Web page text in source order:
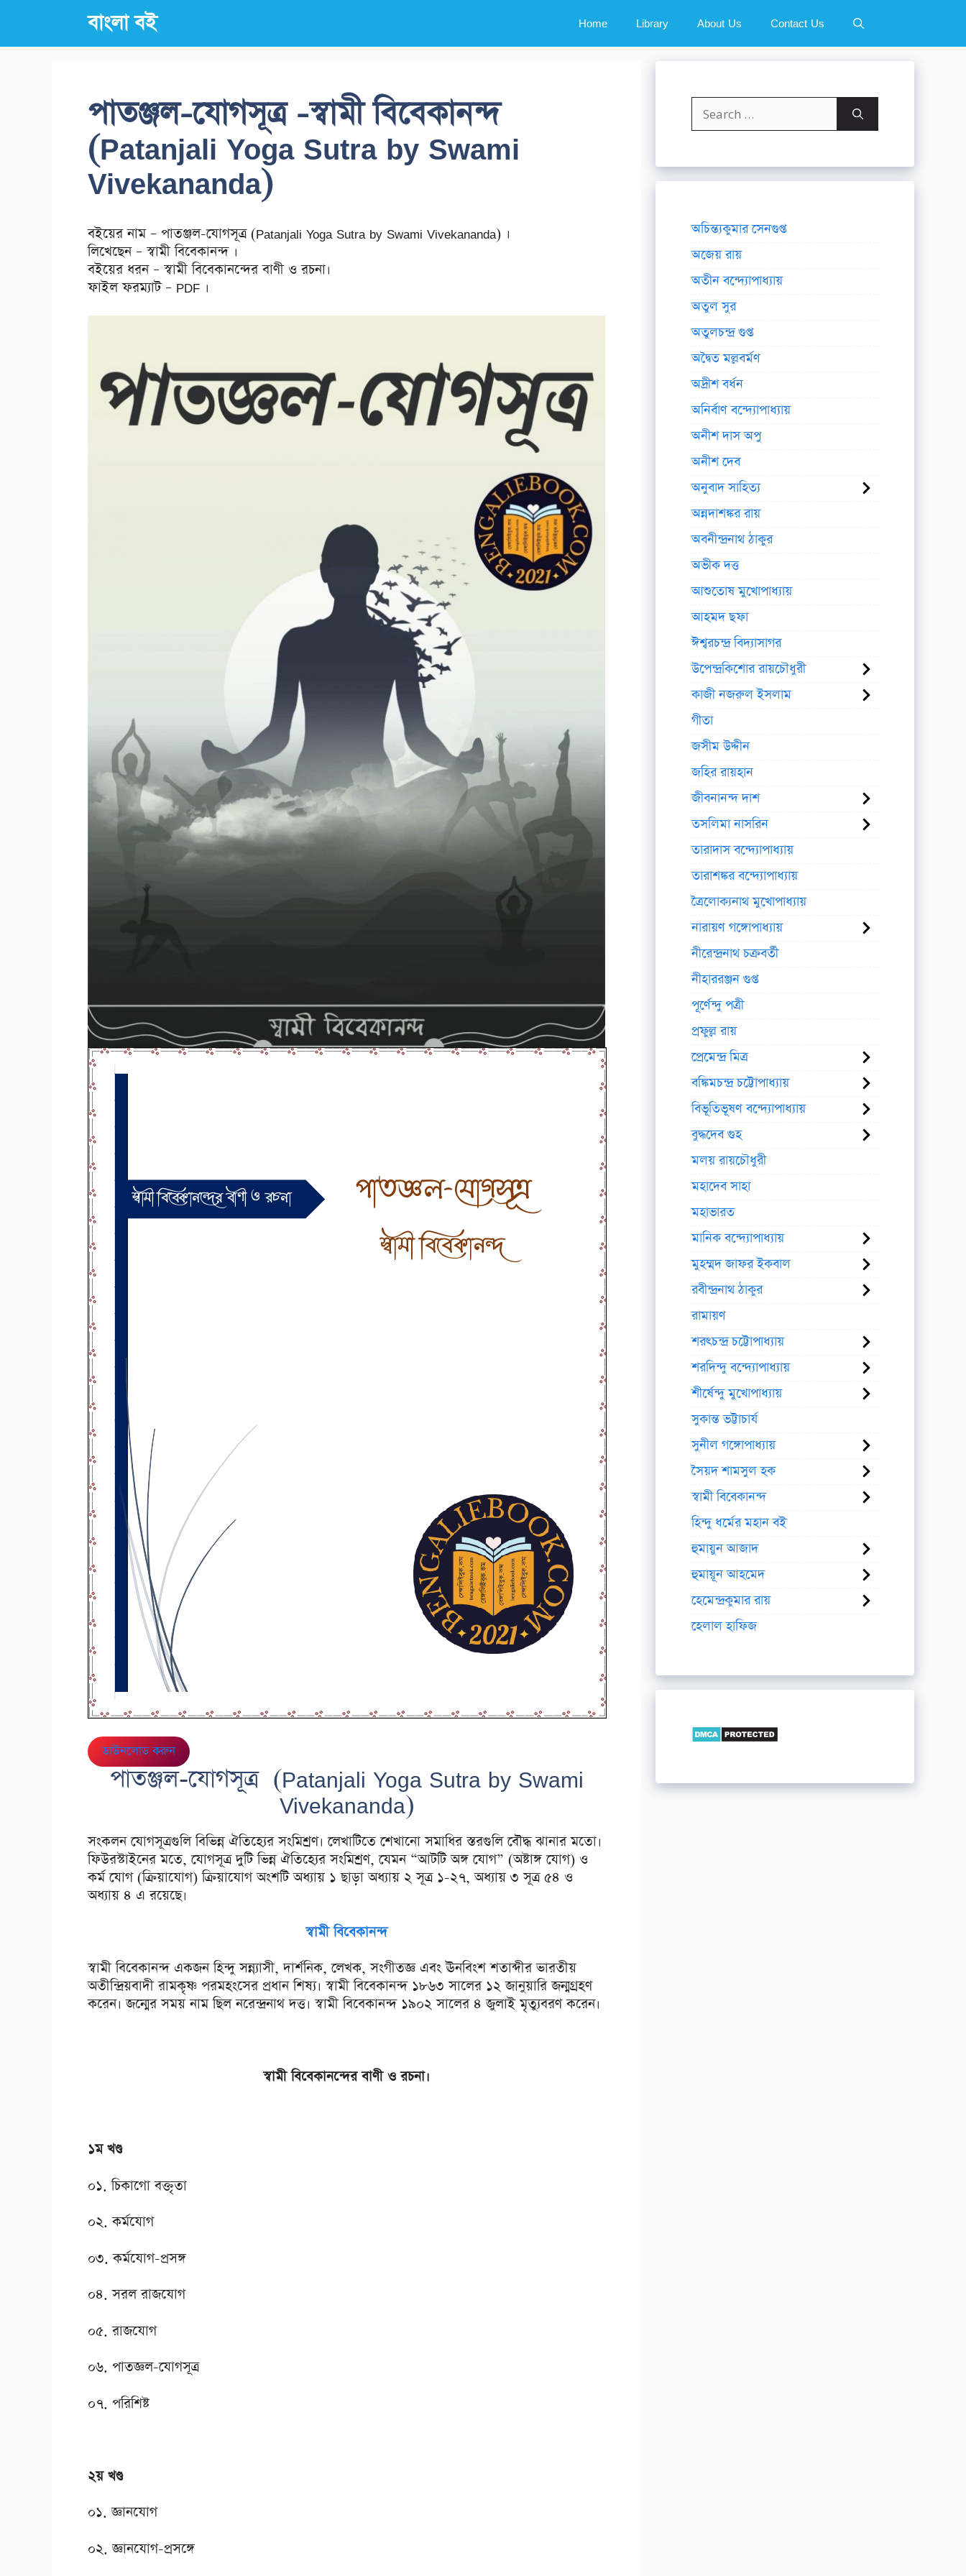
content
বাংলা বই Home Library About Us Contact Us
পাতঞ্জল-যোগসূত্র -স্বামী বিবেকানন্দ
(Patanjali Yoga Sutra by Swami
Vivekananda)
বইয়ের নাম – পাতঞ্জল-যোগসূত্র (Patanjali Yoga Sutra by Swami Vivekananda) ।
লিখেছেন – স্বামী বিবেকানন্দ ।
বইয়ের ধরন – স্বামী বিবেকানন্দের বাণী ও রচনা।
ফাইল ফরম্যাট – PDF ।
ডাউনলোড করুন
পাতঞ্জল-যোগসূত্র (Patanjali Yoga Sutra by Swami
Vivekananda)
সংকলন যোগসূত্রগুলি বিভিন্ন ঐতিহ্যের সংমিশ্রণ। লেখাটিতে শেখানো সমাধির স্তরগুলি বৌদ্ধ ঝানার মতো।
ফিউরস্টাইনের মতে, যোগসূত্র দুটি ভিন্ন ঐতিহ্যের সংমিশ্রণ, যেমন “আটটি অঙ্গ যোগ” (অষ্টাঙ্গ যোগ) ও
কর্ম যোগ (ক্রিয়াযোগ) ক্রিয়াযোগ অংশটি অধ্যায় ১ ছাড়া অধ্যায় ২ সূত্র ১-২৭, অধ্যায় ৩ সূত্র ৫৪ ও
অধ্যায় ৪ এ রয়েছে।
স্বামী বিবেকানন্দ
স্বামী বিবেকানন্দ একজন হিন্দু সন্ন্যাসী, দার্শনিক, লেখক, সংগীতজ্ঞ এবং ঊনবিংশ শতাব্দীর ভারতীয়
অতীন্দ্রিয়বাদী রামকৃষ্ণ পরমহংসের প্রধান শিষ্য। স্বামী বিবেকানন্দ ১৮৬৩ সালের ১২ জানুয়ারি জন্মগ্রহণ
করেন। জন্মের সময় নাম ছিল নরেন্দ্রনাথ দত্ত। স্বামী বিবেকানন্দ ১৯০২ সালের ৪ জুলাই মৃত্যুবরণ করেন।
স্বামী বিবেকানন্দের বাণী ও রচনা।
১ম খণ্ড
০১. চিকাগো বক্তৃতা
০২. কর্মযোগ
০৩. কর্মযোগ-প্রসঙ্গ
০৪. সরল রাজযোগ
০৫. রাজযোগ
০৬. পাতজ্ঞল-যোগসূত্র
০৭. পরিশিষ্ট
২য় খণ্ড
০১. জ্ঞানযোগ
০২. জ্ঞানযোগ-প্রসঙ্গে
Search
for:
অচিন্ত্যকুমার সেনগুপ্ত
অজেয় রায়
অতীন বন্দ্যোপাধ্যায়
অতুল সুর
অতুলচন্দ্র গুপ্ত
অদ্বৈত মল্লবর্মণ
অদ্রীশ বর্ধন
অনির্বাণ বন্দ্যোপাধ্যায়
অনীশ দাস অপু
অনীশ দেব
অনুবাদ সাহিত্য
অন্নদাশঙ্কর রায়
অবনীন্দ্রনাথ ঠাকুর
অভীক দত্ত
আশুতোষ মুখোপাধ্যায়
আহমদ ছফা
ঈশ্বরচন্দ্র বিদ্যাসাগর
উপেন্দ্রকিশোর রায়চৌধুরী
কাজী নজরুল ইসলাম
গীতা
জসীম উদ্দীন
জহির রায়হান
জীবনানন্দ দাশ
তসলিমা নাসরিন
তারাদাস বন্দ্যোপাধ্যায়
তারাশঙ্কর বন্দ্যোপাধ্যায়
ত্রৈলোক্যনাথ মুখোপাধ্যায়
নারায়ণ গঙ্গোপাধ্যায়
নীরেন্দ্রনাথ চক্রবর্তী
নীহাররঞ্জন গুপ্ত
পূর্ণেন্দু পত্রী
প্রফুল্ল রায়
প্রেমেন্দ্র মিত্র
বঙ্কিমচন্দ্র চট্টোপাধ্যায়
বিভূতিভূষণ বন্দ্যোপাধ্যায়
বুদ্ধদেব গুহ
মলয় রায়চৌধুরী
মহাদেব সাহা
মহাভারত
মানিক বন্দ্যোপাধ্যায়
মুহম্মদ জাফর ইকবাল
রবীন্দ্রনাথ ঠাকুর
রামায়ণ
শরৎচন্দ্র চট্টোপাধ্যায়
শরদিন্দু বন্দ্যোপাধ্যায়
শীর্ষেন্দু মুখোপাধ্যায়
সুকান্ত ভট্টাচার্য
সুনীল গঙ্গোপাধ্যায়
সৈয়দ শামসুল হক
স্বামী বিবেকানন্দ
হিন্দু ধর্মের মহান বই
হুমায়ুন আজাদ
হুমায়ূন আহমেদ
হেমেন্দ্রকুমার রায়
হেলাল হাফিজ